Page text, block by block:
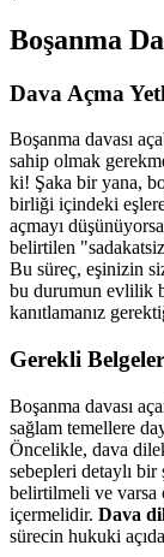
Boşanma
Dava Açma
Boşanma davası
sahip olmak
ki! Şaka bir yana,
birliği içindeki
açmayı
belirtilen
Bu süreç, eşinizin
bu durumun evlilik
kanıtlamanız
Gerekli
Boşanma davası
sağlam temellere
Öncelikle, dava
sebepleri detaylı bir
belirtilmeli ve varsa
içermelidir. Dava
sürecin hukuki